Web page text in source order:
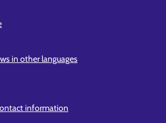
in other languages
information